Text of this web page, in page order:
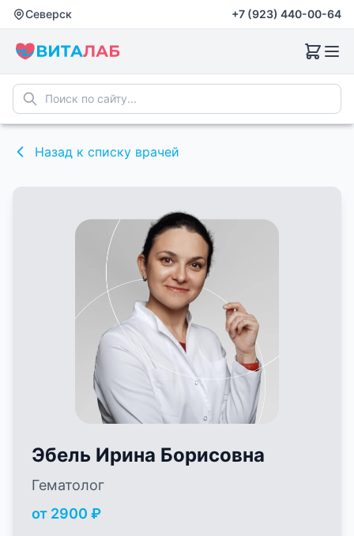
Северск +7 (923) 440-00-64
Северск +7 (923) 440-00-64
Назад к списку врачей
Эбель Ирина Борисовна
Гематолог
от 2900 ₽